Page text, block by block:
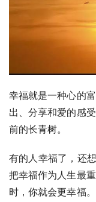
幸福就是一种心的
出、分享和爱的感
前的长青树。
有的人幸福了，还
把幸福作为人生最
时，你就会更幸福